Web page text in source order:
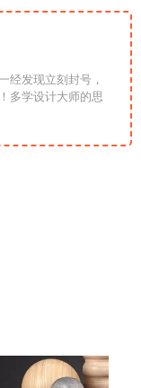
经发现立刻封号，
多学设计大师的思